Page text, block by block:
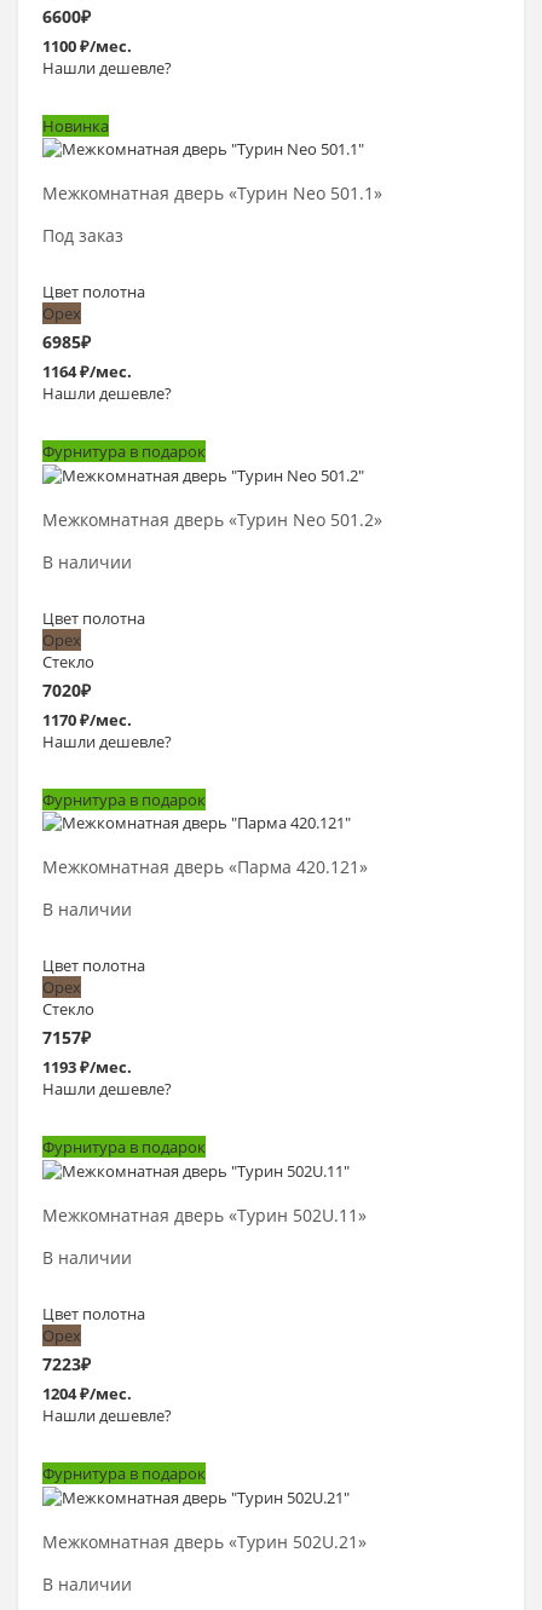
6600₽
1100 ₽/мес.
Нашли дешевле?
Новинка
Межкомнатная дверь «Турин Neo 501.1»
Под заказ
Цвет полотна
Орех
6985₽
1164 ₽/мес.
Нашли дешевле?
Выбрать >
Фурнитура в подарок
Межкомнатная дверь «Турин Neo 501.2»
В наличии
Цвет полотна
Орех
Стекло
7020₽
1170 ₽/мес.
Нашли дешевле?
Выбрать >
Фурнитура в подарок
Межкомнатная дверь «Парма 420.121»
В наличии
Цвет полотна
Орех
Стекло
7157₽
1193 ₽/мес.
Нашли дешевле?
Выбрать >
Фурнитура в подарок
Межкомнатная дверь «Турин 502U.11»
В наличии
Цвет полотна
Орех
7223₽
1204 ₽/мес.
Нашли дешевле?
Выбрать >
Фурнитура в подарок
Межкомнатная дверь «Турин 502U.21»
В наличии
Выбрать >